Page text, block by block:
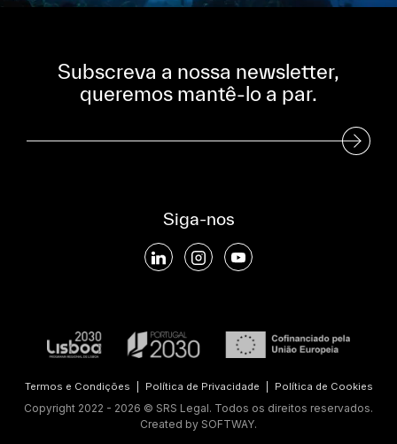
Subscreva a nossa newsletter,
queremos mantê-lo a par.
Subscreva a nossa Newsletter
Siga-nos
Termos e Condições Política de Privacidade Política de Cookies
Copyright 2022 - 2026 © SRS Legal. Todos os direitos reservados.
Created by SOFTWAY.